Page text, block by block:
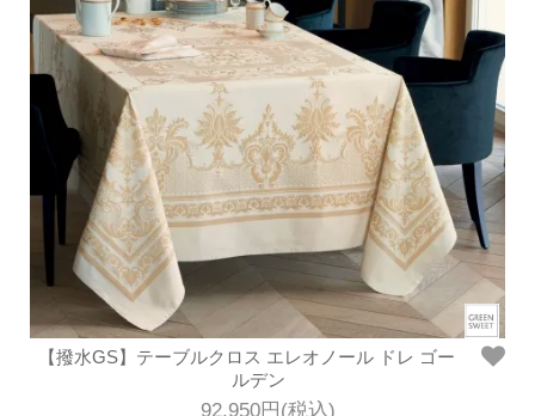
【撥水GS】テーブルクロス エレオノール ドレ ゴー
ルデン
92,950円(税込)